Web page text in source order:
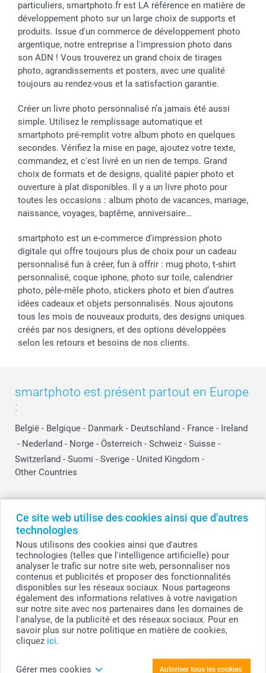
Ce site web utilise des cookies ainsi que d'autres
technologies
Nous utilisons des cookies ainsi que d'autres
technologies (telles que l'intelligence artificielle) pour
analyser le trafic sur notre site web, personnaliser nos
contenus et publicités et proposer des fonctionnalités
disponibles sur les réseaux sociaux. Nous partageons
également des informations relatives à votre navigation
sur notre site avec nos partenaires dans les domaines de
l'analyse, de la publicité et des réseaux sociaux. Pour en
savoir plus sur notre politique en matière de cookies,
cliquez ici.
Gérer mes cookies Autoriser tous les cookies
Dénicheur d'idées cadeau
Baptême
Toussaint
Rentrée des classes
Saint-Valentin
Vacances
Gestion des cookies
Tarifs
Partenariats & Influence
Investisseurs
Livraison
Modes de paiement
Grandes quantités
Statut de ma commande
particuliers, smartphoto.fr est LA référence en matière de
développement photo sur un large choix de supports et
produits. Issue d'un commerce de développement photo
argentique, notre entreprise a l'impression photo dans
son ADN ! Vous trouverez un grand choix de tirages
photo, agrandissements et posters, avec une qualité
toujours au rendez-vous et la satisfaction garantie.
Créer un livre photo personnalisé n’a jamais été aussi
simple. Utilisez le remplissage automatique et
smartphoto pré-remplit votre album photo en quelques
secondes. Vérifiez la mise en page, ajoutez votre texte,
commandez, et c'est livré en un rien de temps. Grand
choix de formats et de designs, qualité papier photo et
ouverture à plat disponibles. Il y a un livre photo pour
toutes les occasions : album photo de vacances, mariage,
naissance, voyages, baptême, anniversaire…
smartphoto est un e-commerce d'impression photo
digitale qui offre toujours plus de choix pour un cadeau
personnalisé fun à créer, fun à offrir : mug photo, t-shirt
personnalisé, coque iphone, photo sur toile, calendrier
photo, pêle-mêle photo, stickers photo et bien d’autres
idées cadeaux et objets personnalisés. Nous ajoutons
tous les mois de nouveaux produits, des designs uniques
créés par nos designers, et des options développées
selon les retours et besoins de nos clients.
smartphoto est présent partout en Europe
:
België - Belgique - Danmark - Deutschland - France - Ireland
- Nederland - Norge - Österreich - Schweiz - Suisse -
Switzerland - Suomi - Sverige - United Kingdom -
Other Countries
© smartphoto group. Tous droits réservés
smartphoto group SA.
Siège social : Kwatrechtsteenweg 160, 9230 Wetteren, Belgique
Numéro de TVA BE 0405.706.755
Numéro d'entreprise 0405.706.755.
Coordonnées bancaires: IBAN BE71 2850 2711 5569 - BIC: GEBABEBB
Tous les prix sont en EURO (€), TVA incluse et hors frais de port.